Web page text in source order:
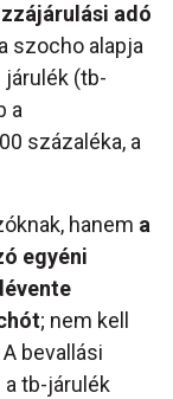
adó
szocho alapja
(tb-
a
százaléka, a
hanem a
egyéni
; nem kell
bevallási
tb-járulék